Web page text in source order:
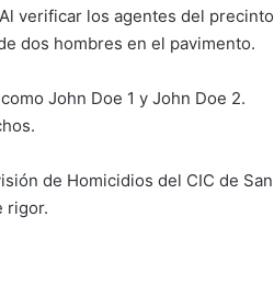
verificar los agentes del precinto
dos hombres en el pavimento.
John Doe 1 y John Doe 2.
de Homicidios del CIC de San
rigor.